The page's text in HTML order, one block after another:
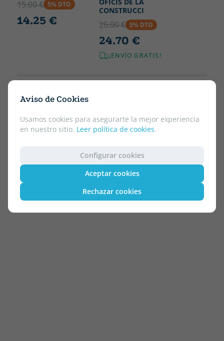
Aviso de Cookies
Usamos cookies para asegurarte la mejor experiencia
en nuestro sitio. Leer política de cookies.
Configurar cookies
Aceptar cookies
Rechazar cookies
15.00 € 5% DTO
14.25 €
CONSTRUCCI
26.00 € 5% DTO
24.70 €
¡ENVÍO GRATIS!